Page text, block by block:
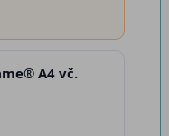
A4 vč.